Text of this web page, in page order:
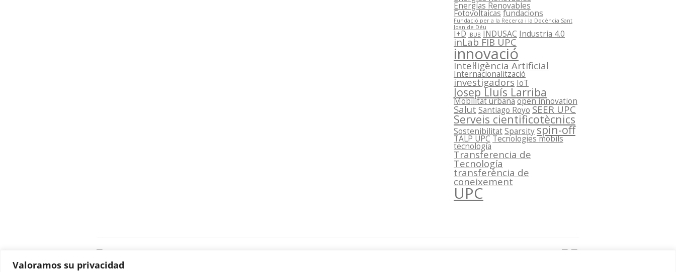
Valoramos su privacidad
Energías Renovables
Fotovoltaicasfundacions
Fundació per a la Recerca i la Docència Sant
Joan de Déu
I+D IBUB INDUSAC Industria 4.0
inLab FIB UPC
innovació
Intel·ligència Artificial
Internacionalització
investigadors IoT
Josep Lluís Larriba
Mobilitat urbanaopen innovation
SalutSantiago Royo SEER UPC
Serveis cientificotècnics
SostenibilitatSparsityspin-off
TALP UPCTecnologies mòbils
tecnología
Transferencia de
Tecnología
transferència de
coneixement
UPC